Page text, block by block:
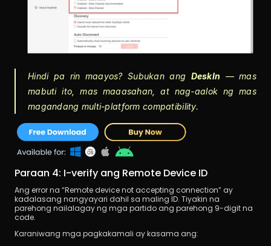
Hindi pa rin maayos? Subukan ang DeskIn — mas
mabuti ito, mas maaasahan, at nag-aalok ng mas
magandang multi-platform compatibility.
Paraan 4: I-verify ang Remote Device ID
Ang error na “Remote device not accepting connection” ay
kadalasang nangyayari dahil sa maling ID. Tiyakin na
parehong nailalagay ng mga partido ang parehong 9-digit na
code.
Karaniwang mga pagkakamali ay kasama ang: